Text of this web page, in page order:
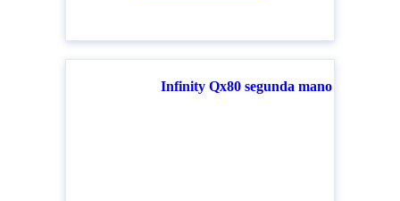
Infinity Qx80 segunda mano